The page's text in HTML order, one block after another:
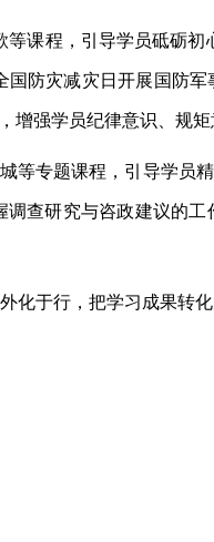
等课程，引导学员砥砺
防灾减灾日开展国防
增强学员纪律意识、规矩
等专题课程，引导学员
查研究与咨政建议的
化于行，把学习成果转